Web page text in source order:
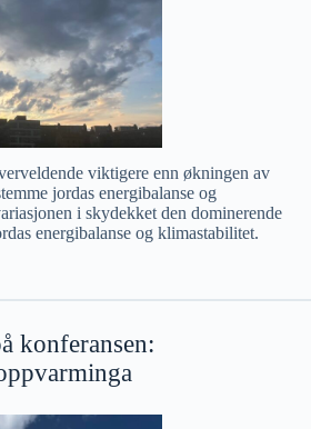
viktigere enn økningen av
jordas energibalanse og
i skydekket den dominerende
energibalanse og klimastabilitet.
konferansen: